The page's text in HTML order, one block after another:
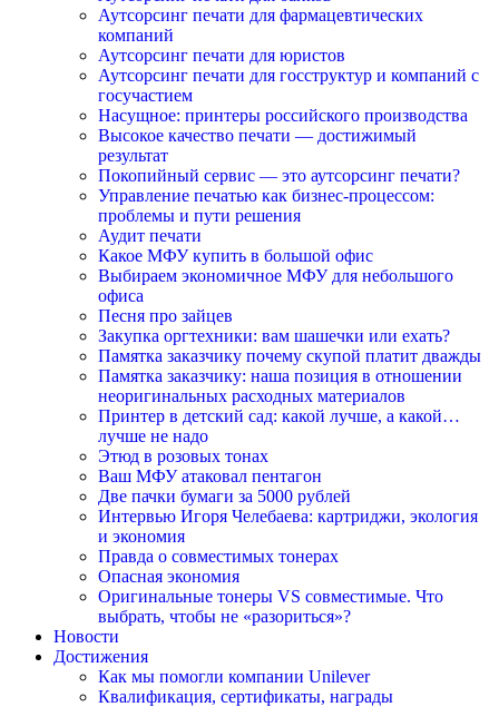
Аутсорсинг печати для фармацевтических
компаний
Аутсорсинг печати для юристов
Аутсорсинг печати для госструктур и компаний с
госучастием
Насущное: принтеры российского производства
Высокое качество печати — достижимый
результат
Покопийный сервис — это аутсорсинг печати?
Управление печатью как бизнес-процессом:
проблемы и пути решения
Аудит печати
Какое МФУ купить в большой офис
Выбираем экономичное МФУ для небольшого
офиса
Песня про зайцев
Закупка оргтехники: вам шашечки или ехать?
Памятка заказчику почему скупой платит дважды
Памятка заказчику: наша позиция в отношении
неоригинальных расходных материалов
Принтер в детский сад: какой лучше, а какой…
лучше не надо
Этюд в розовых тонах
Ваш МФУ атаковал пентагон
Две пачки бумаги за 5000 рублей
Интервью Игоря Челебаева: картриджи, экология
и экономия
Правда о совместимых тонерах
Опасная экономия
Оригинальные тонеры VS совместимые. Что
выбрать, чтобы не «разориться»?
Новости
Достижения
Как мы помогли компании Unilever
Квалификация, сертификаты, награды